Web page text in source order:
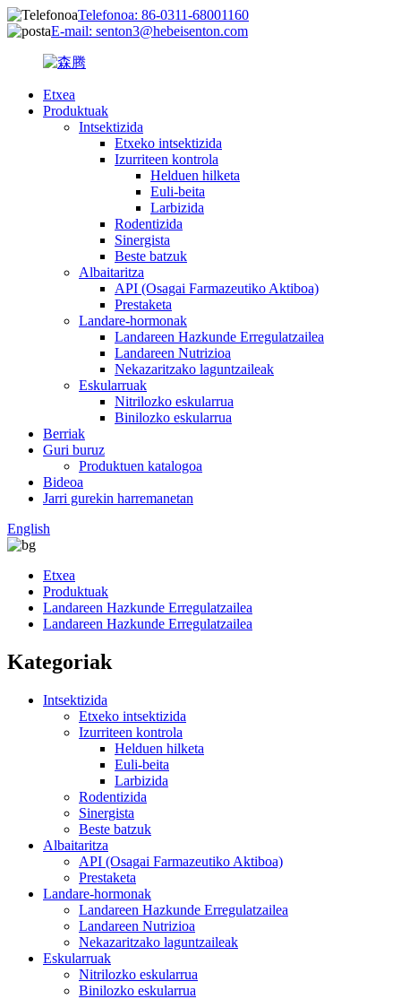
Telefonoa: 86-0311-68001160
E-mail: senton3@hebeisenton.com
Etxea
Produktuak
Intsektizida
Etxeko intsektizida
Izurriteen kontrola
Helduen hilketa
Euli-beita
Larbizida
Rodentizida
Sinergista
Beste batzuk
Albaitaritza
API (Osagai Farmazeutiko Aktiboa)
Prestaketa
Landare-hormonak
Landareen Hazkunde Erregulatzailea
Landareen Nutrizioa
Nekazaritzako laguntzaileak
Eskularruak
Nitrilozko eskularrua
Binilozko eskularrua
Berriak
Guri buruz
Produktuen katalogoa
Bideoa
Jarri gurekin harremanetan
English
Etxea
Produktuak
Landareen Hazkunde Erregulatzailea
Landareen Hazkunde Erregulatzailea
Kategoriak
Intsektizida
Etxeko intsektizida
Izurriteen kontrola
Helduen hilketa
Euli-beita
Larbizida
Rodentizida
Sinergista
Beste batzuk
Albaitaritza
API (Osagai Farmazeutiko Aktiboa)
Prestaketa
Landare-hormonak
Landareen Hazkunde Erregulatzailea
Landareen Nutrizioa
Nekazaritzako laguntzaileak
Eskularruak
Nitrilozko eskularrua
Binilozko eskularrua